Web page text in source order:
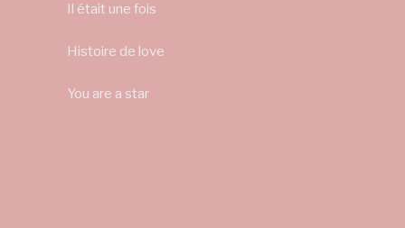
Il était une fois
Histoire de love
You are a star